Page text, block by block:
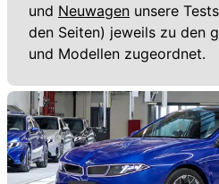
und Neuwagen unsere
den Seiten) jeweils zu den
und Modellen zugeordnet.